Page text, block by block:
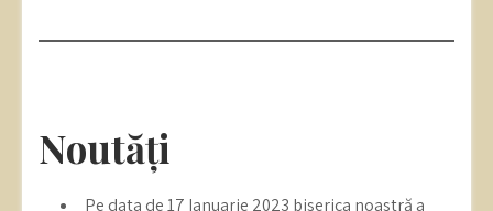
Noutăți
Pe data de 17 Ianuarie 2023 biserica noastră a